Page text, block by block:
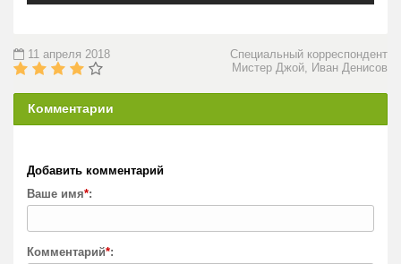
Специальный корреспондент
Мистер Джой, Иван Денисов
11 апреля 2018
Комментарии
Добавить комментарий
Ваше имя*:
Комментарий*: